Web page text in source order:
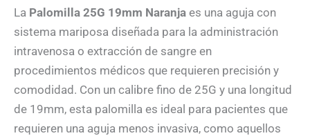
La Palomilla 25G 19mm Naranja es una aguja con
sistema mariposa diseñada para la administración
intravenosa o extracción de sangre en
procedimientos médicos que requieren precisión y
comodidad. Con un calibre fino de 25G y una longitud
de 19mm, esta palomilla es ideal para pacientes que
requieren una aguja menos invasiva, como aquellos